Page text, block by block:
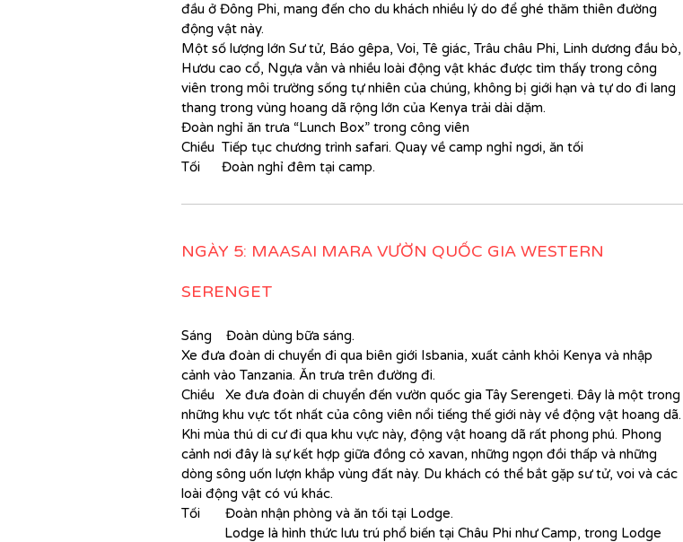
đầu ở Đông Phi, mang đến cho du khách nhiều lý do để ghé thăm thiên đường
động vật này.
Một số lượng lớn Sư tử, Báo gêpa, Voi, Tê giác, Trâu châu Phi, Linh dương đầu bò,
Hươu cao cổ, Ngựa vằn và nhiều loài động vật khác được tìm thấy trong công
viên trong môi trường sống tự nhiên của chúng, không bị giới hạn và tự do đi lang
thang trong vùng hoang dã rộng lớn của Kenya trải dài dặm.
Đoàn nghỉ ăn trưa “Lunch Box” trong công viên
Chiều Tiếp tục chương trình safari. Quay về camp nghỉ ngơi, ăn tối
Tối Đoàn nghỉ đêm tại camp.
NGÀY 5: MAASAI MARA VƯỜN QUỐC GIA WESTERN
SERENGET
Sáng Đoàn dùng bữa sáng.
Xe đưa đoàn di chuyển đi qua biên giới Isbania, xuất cảnh khỏi Kenya và nhập
cảnh vào Tanzania. Ăn trưa trên đường đi.
Chiều Xe đưa đoàn di chuyển đến vườn quốc gia Tây Serengeti. Đây là một trong
những khu vực tốt nhất của công viên nổi tiếng thế giới này về động vật hoang dã.
Khi mùa thú di cư đi qua khu vực này, động vật hoang dã rất phong phú. Phong
cảnh nơi đây là sự kết hợp giữa đồng cỏ xavan, những ngọn đồi thấp và những
dòng sông uốn lượn khắp vùng đất này. Du khách có thể bắt gặp sư tử, voi và các
loài động vật có vú khác.
Tối Đoàn nhận phòng và ăn tối tại Lodge.
Lodge là hình thức lưu trú phổ biến tại Châu Phi như Camp, trong Lodge